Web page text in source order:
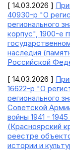
[ 14.03.2026 ]
40930-р "О
регионального
корпус", 1900-е
наследия
Российской
[ 14.03.2026 ]
16622-р "О
регионального
Советской
войны 1941 -
(Красноярский
реестре
истории и